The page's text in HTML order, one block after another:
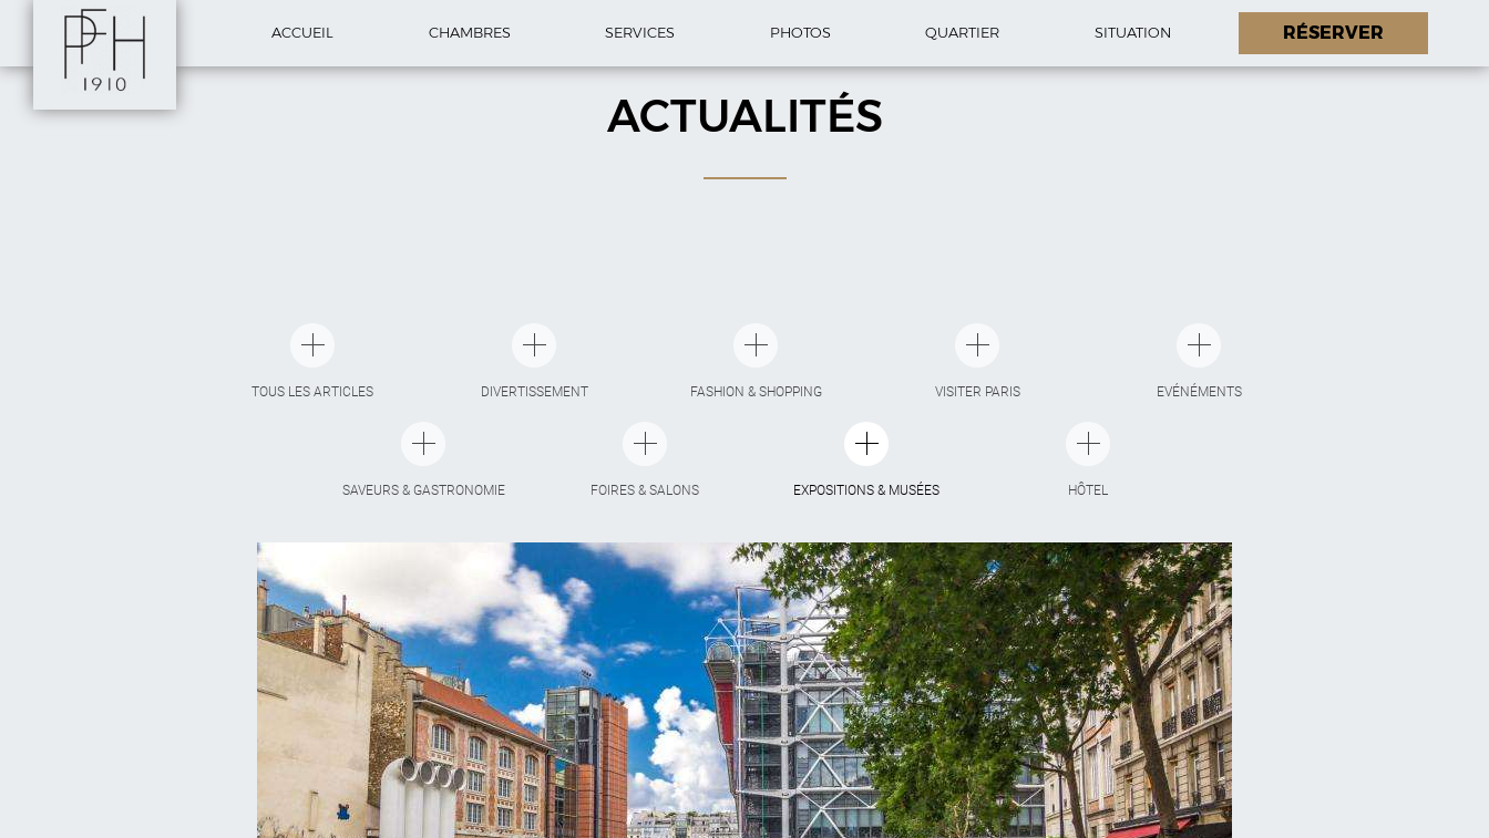
ACCUEIL CHAMBRES SERVICES PHOTOS QUARTIER SITUATION RÉSERVER
ACTUALITÉS
TOUS LES ARTICLES DIVERTISSEMENT FASHION & SHOPPING VISITER PARIS EVÉNÉMENTS
SAVEURS & GASTRONOMIE FOIRES & SALONS EXPOSITIONS & MUSÉES HÔTEL